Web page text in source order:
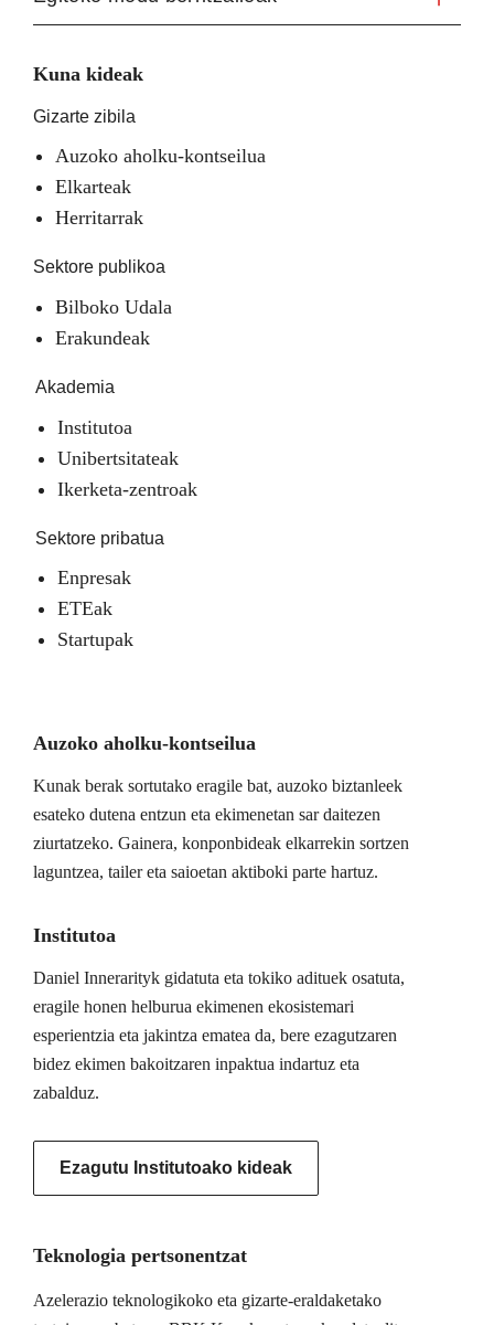
Kuna kideak
Gizarte zibila
Auzoko aholku-kontseilua
Elkarteak
Herritarrak
Sektore publikoa
Bilboko Udala
Erakundeak
Akademia
Institutoa
Unibertsitateak
Ikerketa-zentroak
Sektore pribatua
Enpresak
ETEak
Startupak
Auzoko aholku-kontseilua
Kunak berak sortutako eragile bat, auzoko biztanleek
esateko dutena entzun eta ekimenetan sar daitezen
ziurtatzeko. Gainera, konponbideak elkarrekin sortzen
laguntzea, tailer eta saioetan aktiboki parte hartuz.
Institutoa
Daniel Innerarityk gidatuta eta tokiko adituek osatuta,
eragile honen helburua ekimenen ekosistemari
esperientzia eta jakintza ematea da, bere ezagutzaren
bidez ekimen bakoitzaren inpaktua indartuz eta
zabalduz.
Ezagutu Institutoako kideak
Teknologia pertsonentzat
Azelerazio teknologikoko eta gizarte-eraldaketako